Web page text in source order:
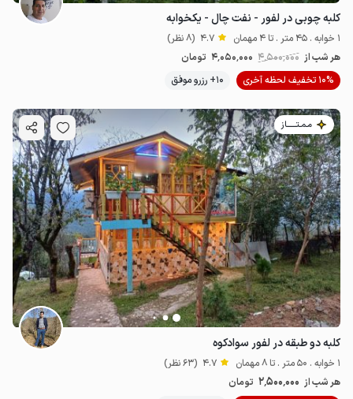
کلبه چوبی در لفور - نفت چال - یکخوابه
1 خوابه . 45 متر . تا 4 مهمان 4.7 (8 نظر)
هر شب از 4٬500٬000 4٬050٬000 تومان
10% تخفیف لحظه آخری
10+ رزرو موفق
مـمـتــــــاز
کلبه دو طبقه در لفور سوادکوه
1 خوابه . 50 متر . تا 8 مهمان 4.7 (63 نظر)
هر شب از 2٬500٬000 تومان